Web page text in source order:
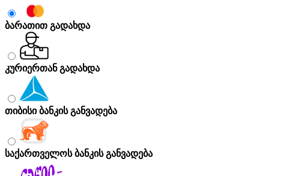
ბარათით გადახდა
კურიერთან გადახდა
თიბისი ბანკის განვადება
საქართველოს ბანკის განვადება